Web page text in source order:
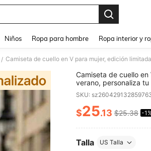
Niños Ropa para hombre Ropa interior y
/
Camiseta de cuello
verano, personaliza
cualquier foto puede
SKU:
PRICE
$25.13 $25.38 -
Talla US Talla